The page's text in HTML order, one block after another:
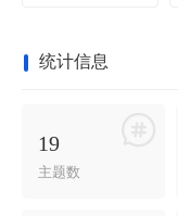
统计信息
19
主题数